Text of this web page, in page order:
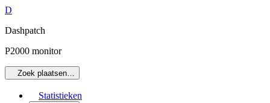
D
Dashpatch
P2000 monitor
Zoek plaatsen…
Statistieken